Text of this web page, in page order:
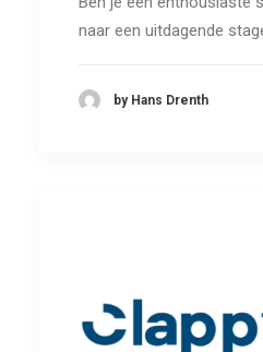
naar een uitdagende
by Hans Drenth